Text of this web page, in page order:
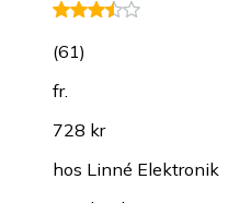
(61)
fr.
728 kr
hos Linné Elektronik